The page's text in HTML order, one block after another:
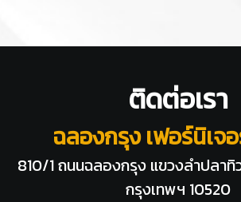
ติดต่อเรา
ฉลองกรุง เฟอร์นิเจ
810/1 ถนนฉลองกรุง แขวงลำปลาทิ
กรุงเทพฯ 10520